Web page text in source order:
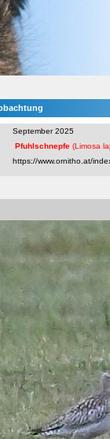
September 2025
Pfuhlschnepfe (Limosa